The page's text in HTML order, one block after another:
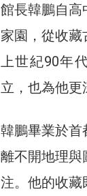
館長韓鵬自高
家園，從收藏
上世紀90年
立，也為他更
韓鵬畢業於首
離不開地理與
注。他的收藏